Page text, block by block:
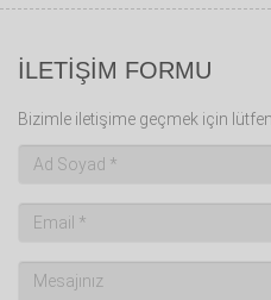
İLETİŞİM FORMU
Bizimle iletişime geçmek için